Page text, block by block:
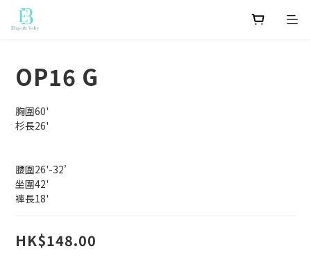
OP16 G
胸圍60'
杉長26'
腰圍26'-32’
坐圍42'
褲長18'
HK$148.00